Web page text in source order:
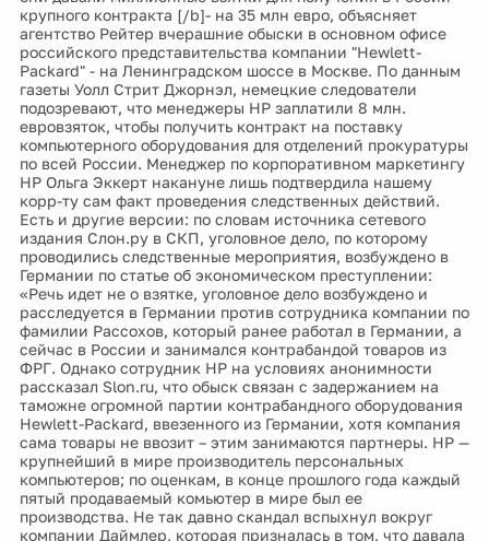
крупного контракта [/b]- на 35 млн евро, объясняет
агентство Рейтер вчерашние обыски в основном офисе
российского представительства компании "Hewlett-
Packard" - на Ленинградском шоссе в Москве. По данным
газеты Уолл Стрит Джорнэл, немецкие следователи
подозревают, что менеджеры HP заплатили 8 млн.
евровзяток, чтобы получить контракт на поставку
компьютерного оборудования для отделений прокуратуры
по всей России. Менеджер по корпоративном маркетингу
НР Ольга Эккерт накануне лишь подтвердила нашему
корр-ту сам факт проведения следственных действий.
Есть и другие версии: по словам источника сетевого
издания Слон.ру в СКП, уголовное дело, по которому
проводились следственные мероприятия, возбуждено в
Германии по статье об экономическом преступлении:
«Речь идет не о взятке, уголовное дело возбуждено и
расследуется в Германии против сотрудника компании по
фамилии Рассохов, который ранее работал в Германии, а
сейчас в России и занимался контрабандой товаров из
ФРГ. Однако сотрудник HP на условиях анонимности
рассказал Slon.ru, что обыск связан с задержанием на
таможне огромной партии контрабандного оборудования
Hewlett-Packard, ввезенного из Германии, хотя компания
сама товары не ввозит – этим занимаются партнеры. HP —
крупнейший в мире производитель персональных
компьютеров; по оценкам, в конце прошлого года каждый
пятый продаваемый комьютер в мире был ее
производства. Не так давно скандал вспыхнул вокруг
компании Даймлер, которая призналась в том, что давала